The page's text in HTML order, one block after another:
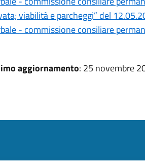
viabilità e parcheggi” del
- commissione consiliare
aggiornamento: 25 novembre